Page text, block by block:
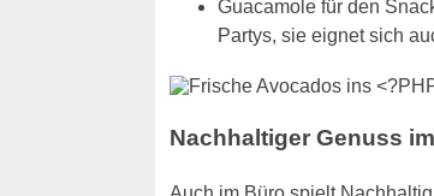
Guacamole für den
Partys, sie eignet sich
Nachhaltiger Genuss